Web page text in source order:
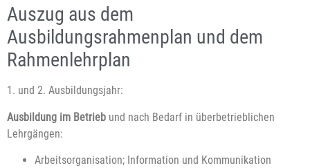
Auszug aus dem
Ausbildungsrahmenplan und dem
Rahmenlehrplan
1. und 2. Ausbildungsjahr:
Ausbildung im Betrieb und nach Bedarf in überbetrieblichen
Lehrgängen:
Arbeitsorganisation; Information und Kommunikation